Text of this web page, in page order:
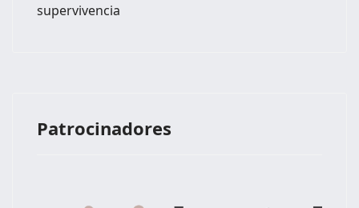
supervivencia
Patrocinadores